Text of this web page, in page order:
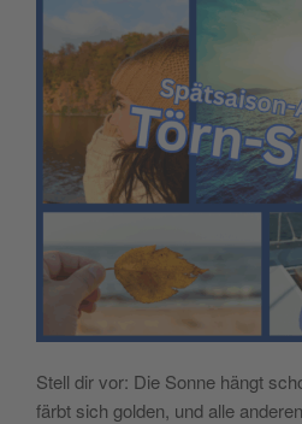
Stell dir vor: Die Sonne hängt
färbt sich golden, und alle